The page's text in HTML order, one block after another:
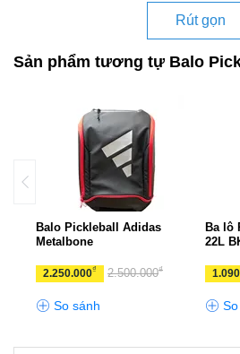
Rút gọn
Sản phẩm tương tự Balo
Balo Pickleball Adidas
Metalbone
2.250.000₫ 2.500.000₫
So sánh
Ba lô
22L